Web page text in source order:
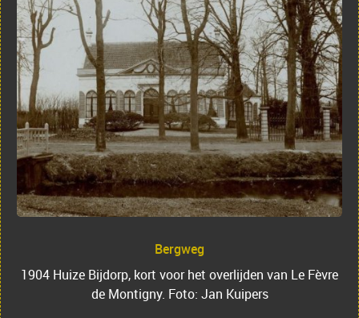
Bergweg
1904 Huize Bijdorp, kort voor het overlijden van Le Fèvre
de Montigny. Foto: Jan Kuipers